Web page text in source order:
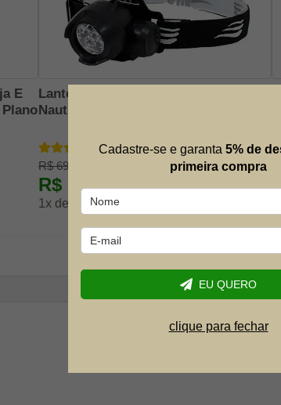
E
Lanterna De Cabeça Skiper Aqua -
Nautika
R$ 69,90
R$ 53,38 -24% OFF
1x de R$ 59,31
Cadastre-se e garanta 5% de
primeira compra
EU QUERO
clique para fechar